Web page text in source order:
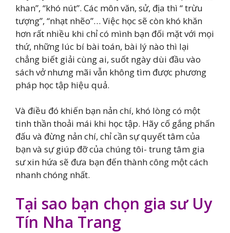
khan”, “khó nút”. Các môn văn, sử, địa thì “ trừu
tượng”, “nhạt nhẽo”… Việc học sẽ còn khó khăn
hơn rất nhiều khi chỉ có mình bạn đối mặt với mọi
thứ, những lúc bí bài toán, bài lý nào thì lại
chẳng biết giải cùng ai, suốt ngày dùi đầu vào
sách vở nhưng mãi vẫn không tìm được phương
pháp học tập hiệu quả.
Và điều đó khiến bạn nản chí, khó lòng có một
tinh thần thoải mái khi học tập. Hãy cố gắng phấn
đấu và đừng nản chí, chỉ cần sự quyết tâm của
bạn và sự giúp đỡ của chúng tôi- trung tâm gia
sư xin hứa sẽ đưa bạn đến thành công một cách
nhanh chóng nhất.
Tại sao bạn chọn gia sư Uy
Tín Nha Trang